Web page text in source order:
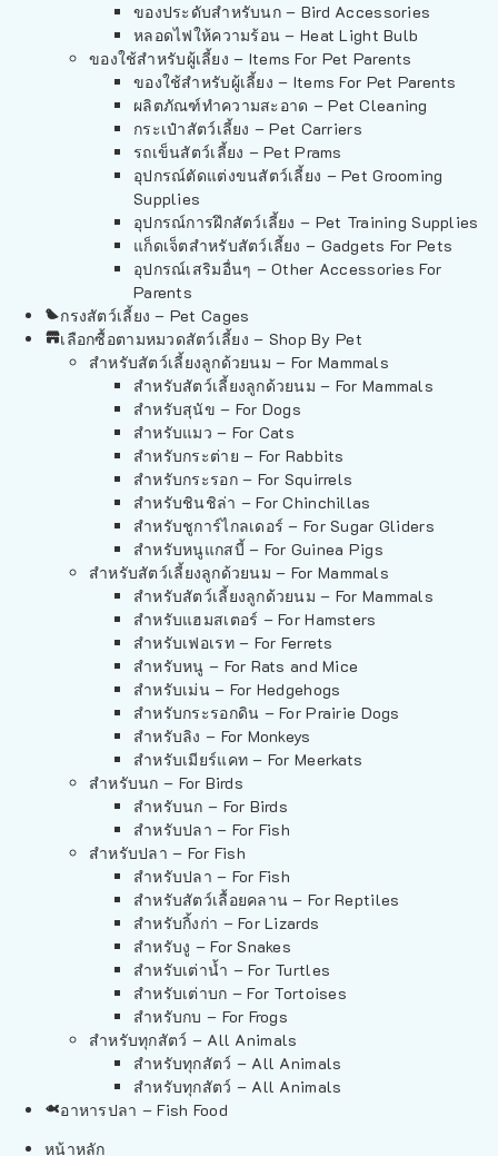
ของประดับสำหรับนก – Bird Accessories
หลอดไฟให้ความร้อน – Heat Light Bulb
ของใช้สำหรับผู้เลี้ยง – Items For Pet Parents
ของใช้สำหรับผู้เลี้ยง – Items For Pet Parents
ผลิตภัณฑ์ทำความสะอาด – Pet Cleaning
กระเป๋าสัตว์เลี้ยง – Pet Carriers
รถเข็นสัตว์เลี้ยง – Pet Prams
อุปกรณ์ตัดแต่งขนสัตว์เลี้ยง – Pet Grooming
Supplies
อุปกรณ์การฝึกสัตว์เลี้ยง – Pet Training Supplies
แก็ดเจ็ตสำหรับสัตว์เลี้ยง – Gadgets For Pets
อุปกรณ์เสริมอื่นๆ – Other Accessories For
Parents
กรงสัตว์เลี้ยง – Pet Cages
เลือกซื้อตามหมวดสัตว์เลี้ยง – Shop By Pet
สำหรับสัตว์เลี้ยงลูกด้วยนม – For Mammals
สำหรับสัตว์เลี้ยงลูกด้วยนม – For Mammals
สำหรับสุนัข – For Dogs
สำหรับแมว – For Cats
สำหรับกระต่าย – For Rabbits
สำหรับกระรอก – For Squirrels
สำหรับชินชิล่า – For Chinchillas
สำหรับชูการ์ไกลเดอร์ – For Sugar Gliders
สำหรับหนูแกสบี้ – For Guinea Pigs
สำหรับสัตว์เลี้ยงลูกด้วยนม – For Mammals
สำหรับสัตว์เลี้ยงลูกด้วยนม – For Mammals
สำหรับแฮมสเตอร์ – For Hamsters
สำหรับเฟอเรท – For Ferrets
สำหรับหนู – For Rats and Mice
สำหรับเม่น – For Hedgehogs
สำหรับกระรอกดิน – For Prairie Dogs
สำหรับลิง – For Monkeys
สำหรับเมียร์แคท – For Meerkats
สำหรับนก – For Birds
สำหรับนก – For Birds
สำหรับปลา – For Fish
สำหรับปลา – For Fish
สำหรับปลา – For Fish
สำหรับสัตว์เลื้อยคลาน – For Reptiles
สำหรับกิ้งก่า – For Lizards
สำหรับงู – For Snakes
สำหรับเต่าน้ำ – For Turtles
สำหรับเต่าบก – For Tortoises
สำหรับกบ – For Frogs
สำหรับทุกสัตว์ – All Animals
สำหรับทุกสัตว์ – All Animals
สำหรับทุกสัตว์ – All Animals
อาหารปลา – Fish Food
หน้าหลัก